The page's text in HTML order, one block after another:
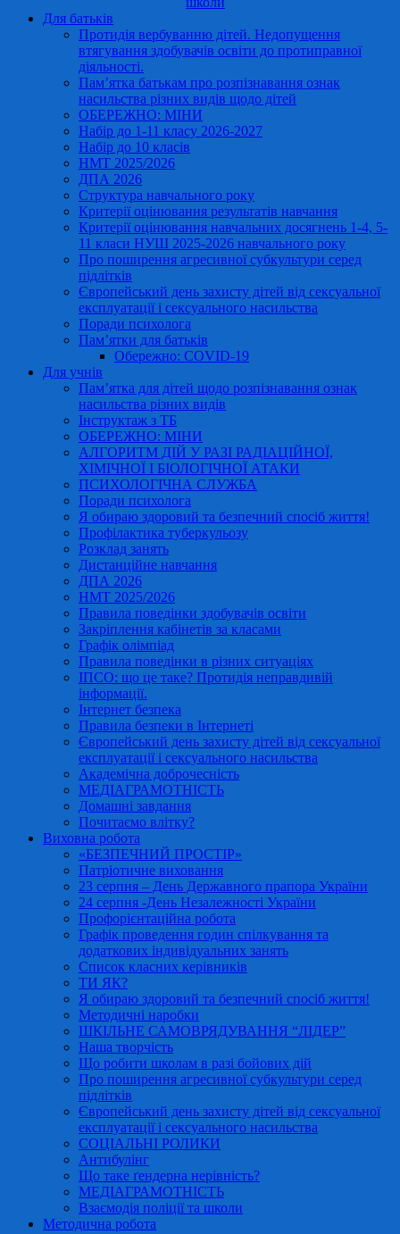
Для батьків
Протидія вербуванню дітей. Недопущення
втягування здобувачів освіти до протиправної
діяльності.
Пам’ятка батькам про розпізнавання ознак
насильства різних видів щодо дітей
ОБЕРЕЖНО: МІНИ
Набір до 1-11 класу 2026-2027
Набір до 10 класів
НМТ 2025/2026
ДПА 2026
Структура навчального року
Критерії оцінювання результатів навчання
Критерії оцінювання навчальних досягнень 1-4, 5-
11 класи НУШ 2025-2026 навчального року
Про поширення агресивної субкультури серед
підлітків
Європейський день захисту дітей від сексуальної
експлуатації і сексуального насильства
Поради психолога
Пам’ятки для батьків
Обережно: COVID-19
Для учнів
Пам’ятка для дітей щодо розпізнавання ознак
насильства різних видів
Інструктаж з ТБ
ОБЕРЕЖНО: МІНИ
АЛГОРИТМ ДІЙ У РАЗІ РАДІАЦІЙНОЇ,
ХІМІЧНОЇ І БІОЛОГІЧНОЇ АТАКИ
ПСИХОЛОГІЧНА СЛУЖБА
Поради психолога
Я обираю здоровий та безпечний спосіб життя!
Профілактика туберкульозу
Розклад занять
Дистанційне навчання
ДПА 2026
НМТ 2025/2026
Правила поведінки здобувачів освіти
Закріплення кабінетів за класами
Графік олімпіад
Правила поведінки в різних ситуаціях
ІПСО: що це таке? Протидія неправдивій
інформації.
Інтернет безпека
Правила безпеки в Інтернеті
Європейський день захисту дітей від сексуальної
експлуатації і сексуального насильства
Академічна доброчесність
МЕДІАГРАМОТНІСТЬ
Домашні завдання
Почитаємо влітку?
Виховна робота
«БЕЗПЕЧНИЙ ПРОСТІР»
Патріотичне виховання
23 серпня – День Державного прапора України
24 серпня -День Незалежності України
Профорієнтаційна робота
Графік проведення годин спілкування та
додаткових індивідуальних занять
Список класних керівників
ТИ ЯК?
Я обираю здоровий та безпечний спосіб життя!
Методичні наробки
ШКІЛЬНЕ САМОВРЯДУВАННЯ “ЛІДЕР”
Наша творчість
Що робити школам в разі бойових дій
Про поширення агресивної субкультури серед
підлітків
Європейський день захисту дітей від сексуальної
експлуатації і сексуального насильства
СОЦІАЛЬНІ РОЛИКИ
Антибулінг
Що таке ґендерна нерівність?
МЕДІАГРАМОТНІСТЬ
Взаємодія поліції та школи
Методична робота